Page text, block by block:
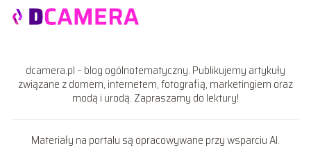
dcamera.pl – blog ogólnotematyczny. Publikujemy artykuły
związane z domem, internetem, fotografią, marketingiem oraz
modą i urodą. Zapraszamy do lektury!
Materiały na portalu są opracowywane przy wsparciu AI.